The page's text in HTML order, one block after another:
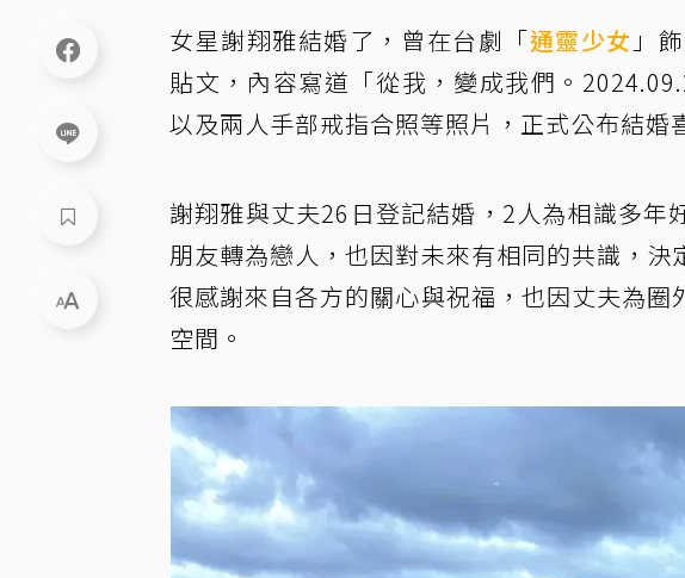
女星謝翔雅結婚了，曾在台劇「通靈少女 」
貼文，內容寫道「從我，變成我們。
以及兩人手部戒指合照等照片，正式公布結婚
謝翔雅與丈夫26日登記結婚，2人為相識多
朋友轉為戀人，也因對未來有相同的共識，
很感謝來自各方的關心與祝福，也因丈夫為
空間。